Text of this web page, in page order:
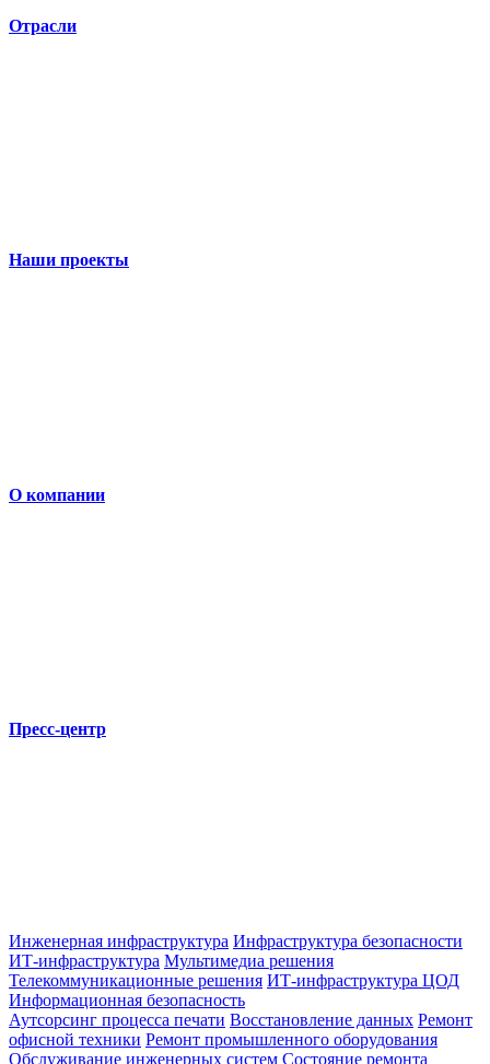
Отрасли
Наши проекты
О компании
Пресс-центр
Инженерная инфраструктура Инфраструктура безопасности
ИТ-инфраструктура Мультимедиа решения
Телекоммуникационные решения ИТ-инфраструктура ЦОД
Информационная безопасность
Аутсорсинг процесса печати Восстановление данных Ремонт
офисной техники Ремонт промышленного оборудования
Обслуживание инженерных систем Состояние ремонта